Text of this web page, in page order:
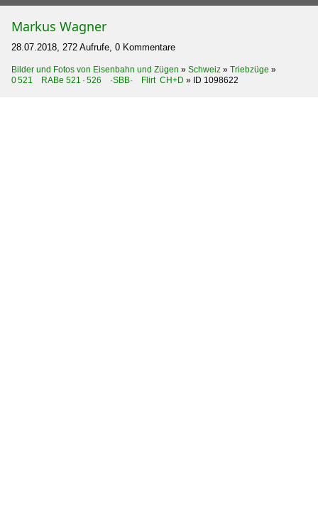
Markus Wagner
28.07.2018, 272 Aufrufe, 0 Kommentare
Bilder und Fotos von Eisenbahn und Zügen » Schweiz » Triebzüge »
0 521 RABe 521 · 526 ·SBB· Flirt CH+D » ID 1098622